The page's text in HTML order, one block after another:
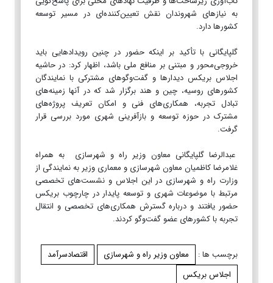
به نیازهای شهروندان نقش تعیین‌کننده‌ای در مسیر توسعه
کشورها دارد.
گلپایگانی با تأکید بر اینکه حضور در چنین رویدادهایی باید
خروجی‌محور و مبتنی بر منافع ملی باشد، اظهار کرد: در حاشیه
اجلاس بریکس دیدارها و گفت‌وگوهای مشترکی با نمایندگان
کشورهای روسیه، چین و هند برگزار شد که در آنها زمینه‌های
تبادل تجربه، همکاری‌های فنی و امکان تعریف پروژه‌های
مشترک در حوزه توسعه و بازآفرینی شهری مورد بررسی قرار
گرفت.
عبدالرضا گلپایگانی معاون وزیر راه و شهرسازی به همراه
غلامرضا کاظمیان معاون شهرسازی و معماری وزیر به نمایندگی از
وزارت راه و شهرسازی در این اجلاس و نشست‌های تخصصی
مرتبط با موضوعات شهری و توسعه پایدار در چارچوب بریکس
حضور یافتند و درباره گسترش همکاری‌های تخصصی و انتقال
تجربه با کشورهای عضو گفت‌وگو کردند.
برچسب ها : معاون وزیر راه و شهرسازی
اقتصادسرآمد
اجلاس بریکس